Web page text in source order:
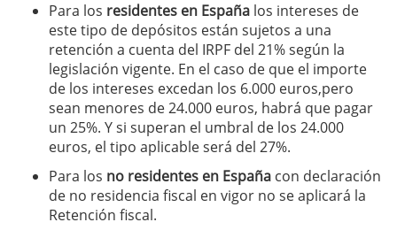
Para los residentes en España los intereses de
este tipo de depósitos están sujetos a una
retención a cuenta del IRPF del 21% según la
legislación vigente. En el caso de que el importe
de los intereses excedan los 6.000 euros,pero
sean menores de 24.000 euros, habrá que pagar
un 25%. Y si superan el umbral de los 24.000
euros, el tipo aplicable será del 27%.
Para los no residentes en España con declaración
de no residencia fiscal en vigor no se aplicará la
Retención fiscal.